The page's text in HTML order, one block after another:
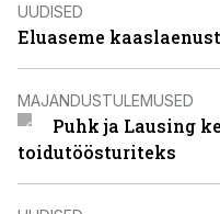
UUDISED
Eluaseme
MAJANDUSTULEMUSED
Puhk ja Lausing
toidutöösturiteks